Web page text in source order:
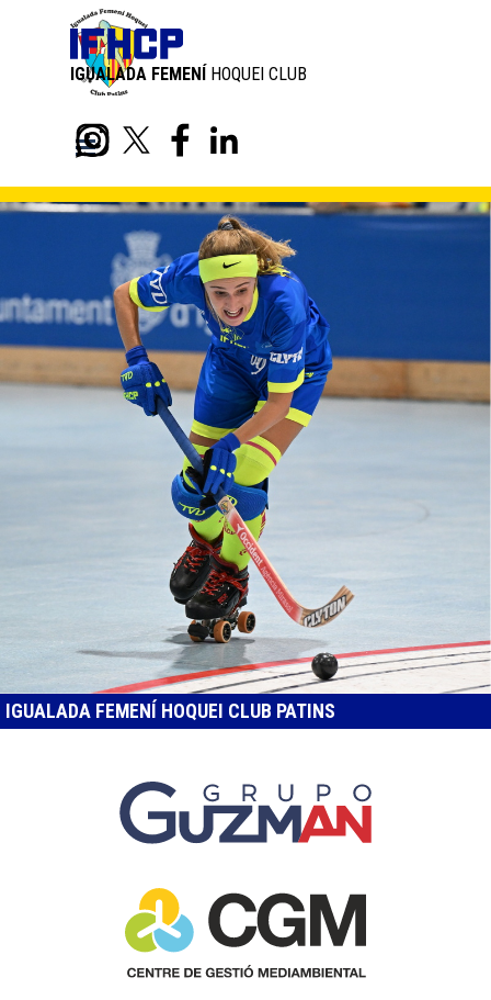
Aneu al Contingut
IGUALADA FEMENÍ HOQUEI CLUB
PATINS
Skip menu
IGUALADA FEMENÍ HOQUEI CLUB PATINS